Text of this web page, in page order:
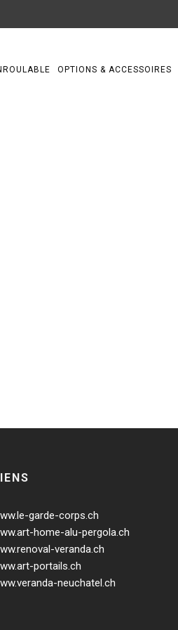
OPTIONS & ACCESSOIRES
garde-corps.ch
home-alu-pergola.ch
veranda.ch
portails.ch
neuchatel.ch